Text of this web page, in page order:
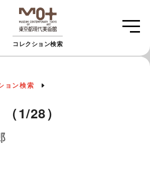
コレクション検索
ョン検索
1/28）